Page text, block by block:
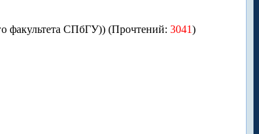
факультета СПбГУ)) (Прочтений: 3041)